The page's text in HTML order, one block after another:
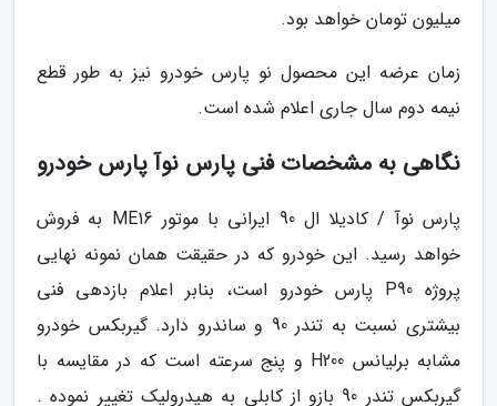
میلیون تومان خواهد بود.
زمان عرضه این محصول نو پارس خودرو نیز به طور قطع
نیمه دوم سال جاری اعلام شده است.
نگاهی به مشخصات فنی پارس نوآ پارس خودرو
پارس نوآ / کادیلا ال 90 ایرانی با موتور ME16 به فروش
خواهد رسید. این خودرو که در حقیقت همان نمونه نهایی
پروژه P90 پارس خودرو است، بنابر اعلام بازدهی فنی
بیشتری نسبت به تندر 90 و ساندرو دارد. گیربکس خودرو
مشابه برلیانس H200 و پنج سرعته است که در مقایسه با
گیربکس تندر 90 بازو از کابلی به هیدرولیک تغییر نموده .